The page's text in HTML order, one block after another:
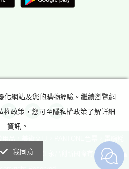
有辦公室需求! 永昌創新國際有限公司 版權
化網站及您的購物經驗。繼續瀏覽網
權政策，您可至隱私權政策了解詳細
資訊。
我同意